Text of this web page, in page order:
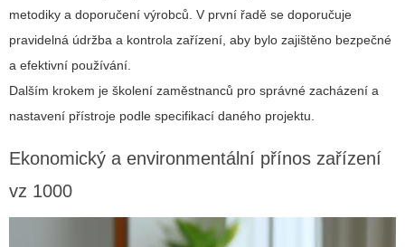
metodiky a doporučení výrobců. V první řadě se doporučuje
pravidelná údržba a kontrola zařízení, aby bylo zajištěno bezpečné
a efektivní používání.
Dalším krokem je školení zaměstnanců pro správné zacházení a
nastavení přístroje podle specifikací daného projektu.
Ekonomický a environmentální přínos zařízení
vz 1000